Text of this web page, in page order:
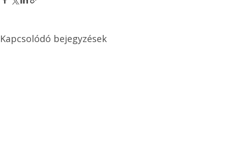
Kapcsolódó bejegyzések